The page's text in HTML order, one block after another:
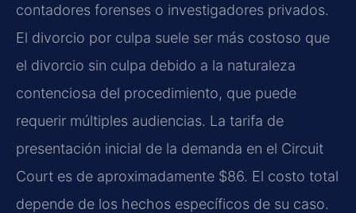
contadores forenses o investigadores privados.
El divorcio por culpa suele ser más costoso que
el divorcio sin culpa debido a la naturaleza
contenciosa del procedimiento, que puede
requerir múltiples audiencias. La tarifa de
presentación inicial de la demanda en el Circuit
Court es de aproximadamente $86. El costo total
depende de los hechos específicos de su caso.